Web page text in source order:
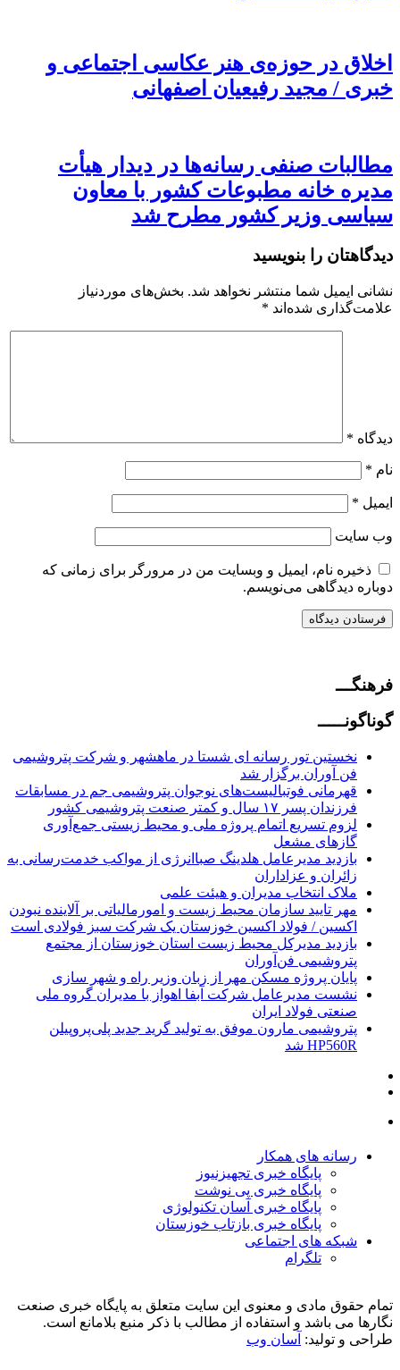
اخلاق در حوزه‌ی هنر عکاسی اجتماعی و
خبری / مجید رفیعیان اصفهانی
مطالبات صنفی رسانه‌ها در دیدار هیأت
مدیره خانه مطبوعات کشور با معاون
سیاسی وزیر کشور مطرح شد
دیدگاهتان را بنویسید
نشانی ایمیل شما منتشر نخواهد شد. بخش‌های موردنیاز
علامت‌گذاری شده‌اند *
دیدگاه *
نام *
ایمیل *
وب‌ سایت
ذخیره نام، ایمیل و وبسایت من در مرورگر برای زمانی که
دوباره دیدگاهی می‌نویسم.
فرهنگـــ
گوناگونـــــ
نخستین تور رسانه ای شستا در ماهشهر و شرکت پتروشیمی
فن آوران برگزار شد
قهرمانی فوتبالیست‌های نوجوان پتروشیمی جم در مسابقات
فرزندان پسر ۱۷ سال و کمتر صنعت پتروشیمی کشور
لزوم تسریع اتمام پروژه ملی و محیط زیستی جمع‌آوری
گازهای مشعل
بازدید مدیرعامل هلدینگ صباانرژی از مواکب خدمت‌رسانی به
زائران و عزاداران
ملاک انتخاب مدیران و هیئت علمی
مهر تایید سازمان محیط زیست و امورمالیاتی بر آلاینده نبودن
اکسین / فولاد اکسین خوزستان یک شرکت سبز فولادی است
بازدید مدیرکل محیط زیست استان خوزستان از مجتمع
پتروشیمی فن‌آوران
پایان پروژه مسکن مهر از زبان وزیر راه و شهر سازی
نشست مدیرعامل شرکت آبفا اهواز با مدیران گروه ملی
صنعتی فولاد ایران
پتروشیمی مارون موفق به تولید گرید جدید پلی‌پروپیلن
HP560R شد
رسانه های همکار
پایگاه خبری تجهیزنیوز
پایگاه خبری پی نوشت
پایگاه خبری آسان تکنولوژی
پایگاه خبری بازتاب خوزستان
شبکه های اجتماعی
تلگرام
تمام حقوق مادی و معنوی این سایت متعلق به پایگاه خبری صنعت
نگارها می باشد و استفاده از مطالب با ذکر منبع بلامانع است.
طراحی و تولید: آسان وب